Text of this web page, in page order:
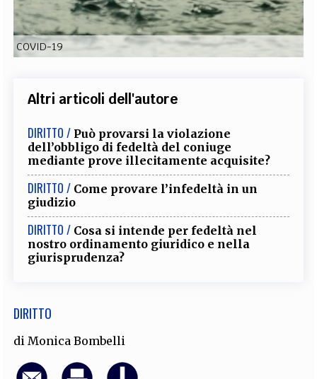
SOCIAL MEDIA
COVID-19
Altri articoli dell'autore
DIRITTO / Può provarsi la violazione
dell’obbligo di fedeltà del coniuge
mediante prove illecitamente acquisite?
DIRITTO / Come provare l’infedeltà in un
giudizio
DIRITTO / Cosa si intende per fedeltà nel
nostro ordinamento giuridico e nella
giurisprudenza?
DIRITTO
di Monica Bombelli